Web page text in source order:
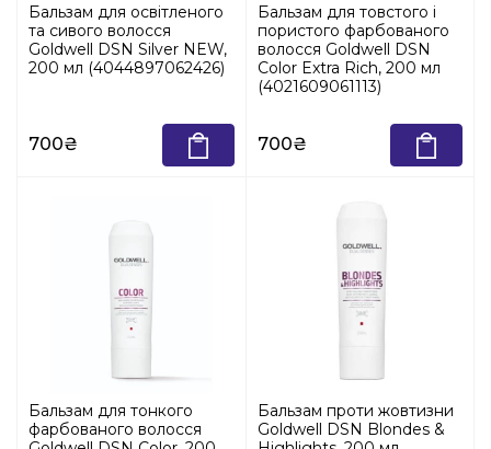
Бальзам для освітленого
та сивого волосся
Goldwell DSN Silver NEW,
200 мл (4044897062426)
700₴
Бальзам для товстого і
пористого фарбованого
волосся Goldwell DSN
Color Extra Rich, 200 мл
(4021609061113)
700₴
Бальзам для тонкого
фарбованого волосся
Бальзам проти жовтизни
Goldwell DSN Blondes &